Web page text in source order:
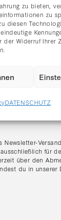
zu bieten,
zu
diesen
der Widerruf Ihrer
DATENSCHUTZ
Erhalt des
für
über den
du in unserer